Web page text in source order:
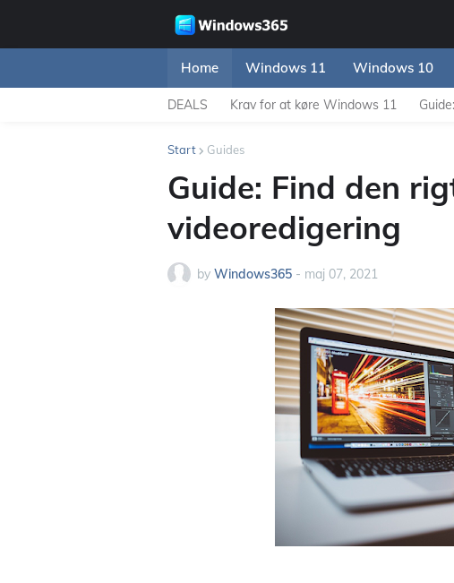
Home Windows 11 Windows 10
DEALS Krav for at køre Windows 11
Start Guides
Guide: Find den
videoredigering
by Windows365 - maj 07, 2021